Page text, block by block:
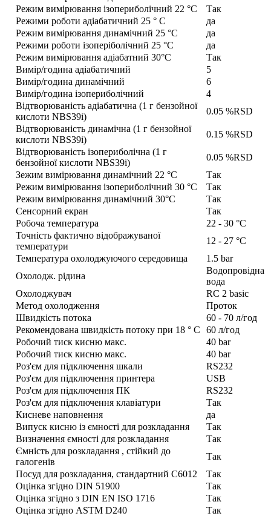
Режим вимірювання ізопериболічний 22 °C
Так
Режими роботи адіабатичний 25 ° C
да
Режим вимірювання динамічний 25 °C
да
Режими роботи ізоперіболічний 25 °C
да
Режим вимірювання адіабатний 30°C
Так
Вимір/година адіабатичний
5
Вимір/година динамічний
6
Вимір/година ізопериболічний
4
Відтворюваність адіабатична (1 г бензойної
кислоти NBS39i)
0.05 %RSD
Відтворюваність динамічна (1 г бензойної
кислоти NBS39i)
0.15 %RSD
Відтворюваність ізопериболічна (1 г
бензойної кислоти NBS39i)
0.05 %RSD
Зежим вимірювання динамічний 22 °C
Так
Режим вимірювання ізопериболічний 30 °C
Так
Режим вимірювання динамічний 30°C
Так
Сенсорний екран
Так
Робоча температура
22 - 30 °C
Точність фактично відображуваної
температури
12 - 27 °C
Температура охолоджуючого середовища
1.5 bar
Охолодж. рідина
Водопровідна
вода
Охолоджувач
RC 2 basic
Метод охолодження
Проток
Швидкість потока
60 - 70 л/год
Рекомендована швидкість потоку при 18 ° C
60 л/год
Робочий тиск кисню макс.
40 bar
Робочий тиск кисню макс.
40 bar
Роз'єм для підключення шкали
RS232
Роз'єм для підключення принтера
USB
Роз'єм для підключення ПК
RS232
Роз'єм для підключення клавіатури
Так
Кисневе наповнення
да
Випуск кисню із ємності для розкладання
Так
Визначення ємності для розкладання
Так
Ємність для розкладання , стійкий до
галогенів
Так
Посуд для розкладання, стандартний С6012
Так
Оцінка згідно DIN 51900
Так
Оцінка згідно з DIN EN ISO 1716
Так
Оцінка згідно ASTM D240
Так